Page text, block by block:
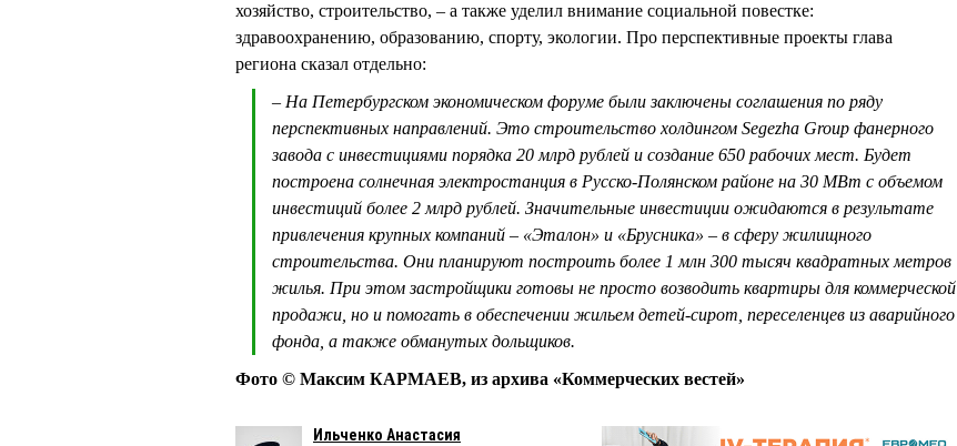
хозяйство, строительство, – а также уделил внимание социальной повестке:
здравоохранению, образованию, спорту, экологии. Про перспективные проекты глава
региона сказал отдельно:
– На Петербургском экономическом форуме были заключены соглашения по ряду
перспективных направлений. Это строительство холдингом Segezha Group фанерного
завода с инвестициями порядка 20 млрд рублей и создание 650 рабочих мест. Будет
построена солнечная электростанция в Русско-Полянском районе на 30 МВт с объемом
инвестиций более 2 млрд рублей. Значительные инвестиции ожидаются в результате
привлечения крупных компаний – «Эталон» и «Брусника» – в сферу жилищного
строительства. Они планируют построить более 1 млн 300 тысяч квадратных метров
жилья. При этом застройщики готовы не просто возводить квартиры для коммерческой
продажи, но и помогать в обеспечении жильем детей-сирот, переселенцев из аварийного
фонда, а также обманутых дольщиков.
Фото © Максим КАРМАЕВ, из архива «Коммерческих вестей»
Ильченко Анастасия